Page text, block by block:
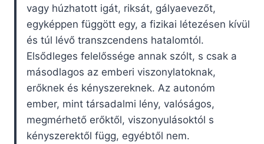
vagy húzhatott igát, riksát, gályaevezőt,
egyképpen függött egy, a fizikai létezésen kívül
és túl lévő transzcendens hatalomtól.
Elsődleges felelőssége annak szólt, s csak a
másodlagos az emberi viszonylatoknak,
erőknek és kényszereknek. Az autonóm
ember, mint társadalmi lény, valóságos,
megmérhető erőktől, viszonyulásoktól s
kényszerektől függ, egyébtől nem.